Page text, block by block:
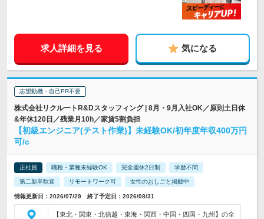
求人詳細を見る 気になる
志望動機・自己PR不要
株式会社リクルートR&Dスタッフィング | 8月・9月入社OK／原則土日休
&年休120日／残業月10h／家賃5割負担
【初級エンジニア(テスト作業)】未経験OK/初年度年収400万円
可/c
正社員 職種・業種未経験OK 完全週休2日制 学歴不問
第二新卒歓迎 リモートワーク可 女性のおしごと掲載中
情報更新日：2026/07/29 終了予定日：2026/08/31
【東北・関東・北信越・東海・関西・中国・四国・九州】の全